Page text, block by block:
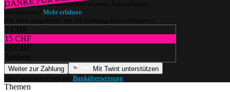
Würdest du gerne watson und unseren Journalismus
unterstützen? Mehr erfahren
(Du wirst umgeleitet, um die Zahlung abzuschliessen.)
5 CHF
15 CHF
25 CHF
Anderer
Weiter zur Zahlung
Mit Twint unterstützen
Oder unterstütze uns per Banküberweisung
Themen